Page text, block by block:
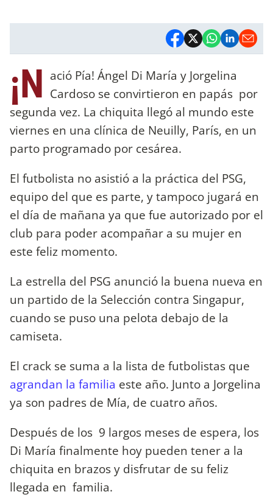
¡N ació Pía! Ángel Di María y Jorgelina
Cardoso se convirtieron en papás por
segunda vez. La chiquita llegó al mundo este
viernes en una clínica de Neuilly, París, en un
parto programado por cesárea.
El futbolista no asistió a la práctica del PSG,
equipo del que es parte, y tampoco jugará en
el día de mañana ya que fue autorizado por el
club para poder acompañar a su mujer en
este feliz momento.
La estrella del PSG anunció la buena nueva en
un partido de la Selección contra Singapur,
cuando se puso una pelota debajo de la
camiseta.
El crack se suma a la lista de futbolistas que
agrandan la familia este año. Junto a Jorgelina
ya son padres de Mía, de cuatro años.
Después de los 9 largos meses de espera, los
Di María finalmente hoy pueden tener a la
chiquita en brazos y disfrutar de su feliz
llegada en familia.